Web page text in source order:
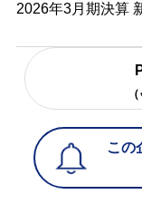
2026年3月期決算
この